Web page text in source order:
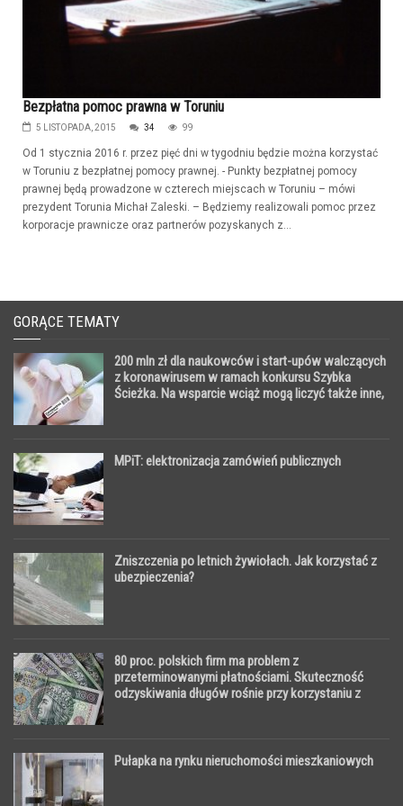
Bezpłatna pomoc prawna w Toruniu
5 LISTOPADA, 2015 34 99
Od 1 stycznia 2016 r. przez pięć dni w tygodniu będzie można korzystać
w Toruniu z bezpłatnej pomocy prawnej. - Punkty bezpłatnej pomocy
prawnej będą prowadzone w czterech miejscach w Toruniu – mówi
prezydent Torunia Michał Zaleski. – Będziemy realizowali pomoc przez
korporacje prawnicze oraz partnerów pozyskanych z...
GORĄCE TEMATY
200 mln zł dla naukowców i start-upów walczących
z koronawirusem w ramach konkursu Szybka
Ścieżka. Na wsparcie wciąż mogą liczyć także inne,
MPiT: elektronizacja zamówień publicznych
Zniszczenia po letnich żywiołach. Jak korzystać z
ubezpieczenia?
80 proc. polskich firm ma problem z
przeterminowanymi płatnościami. Skuteczność
odzyskiwania długów rośnie przy korzystaniu z
Pułapka na rynku nieruchomości mieszkaniowych